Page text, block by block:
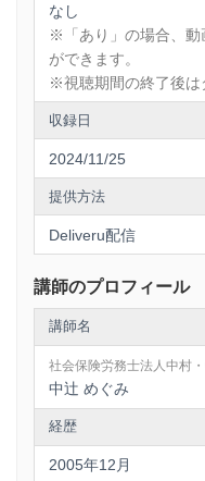
なし
※「あり」の場合、動
ができます。
※視聴期間の終了後は
収録日
2024/11/25
提供方法
Deliveru配信
講師のプロフィール
講師名
社会保険労務士法人中村
中辻 めぐみ
経歴
2005年12月